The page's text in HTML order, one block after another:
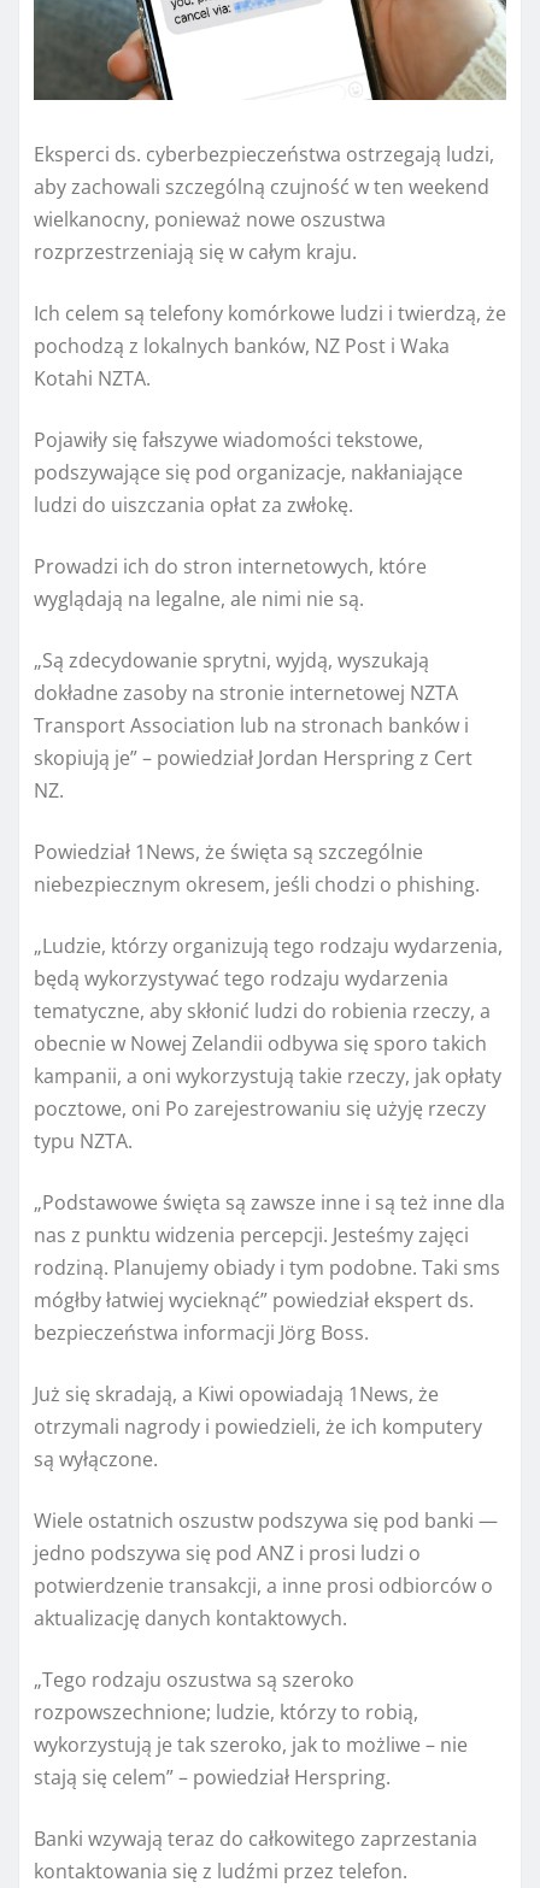
Eksperci ds. cyberbezpieczeństwa ostrzegają ludzi,
aby zachowali szczególną czujność w ten weekend
wielkanocny, ponieważ nowe oszustwa
rozprzestrzeniają się w całym kraju.
Ich celem są telefony komórkowe ludzi i twierdzą, że
pochodzą z lokalnych banków, NZ Post i Waka
Kotahi NZTA.
Pojawiły się fałszywe wiadomości tekstowe,
podszywające się pod organizacje, nakłaniające
ludzi do uiszczania opłat za zwłokę.
Prowadzi ich do stron internetowych, które
wyglądają na legalne, ale nimi nie są.
„Są zdecydowanie sprytni, wyjdą, wyszukają
dokładne zasoby na stronie internetowej NZTA
Transport Association lub na stronach banków i
skopiują je” – powiedział Jordan Herspring z Cert
NZ.
Powiedział 1News, że święta są szczególnie
niebezpiecznym okresem, jeśli chodzi o phishing.
„Ludzie, którzy organizują tego rodzaju wydarzenia,
będą wykorzystywać tego rodzaju wydarzenia
tematyczne, aby skłonić ludzi do robienia rzeczy, a
obecnie w Nowej Zelandii odbywa się sporo takich
kampanii, a oni wykorzystują takie rzeczy, jak opłaty
pocztowe, oni Po zarejestrowaniu się użyję rzeczy
typu NZTA.
„Podstawowe święta są zawsze inne i są też inne dla
nas z punktu widzenia percepcji. Jesteśmy zajęci
rodziną. Planujemy obiady i tym podobne. Taki sms
mógłby łatwiej wycieknąć” powiedział ekspert ds.
bezpieczeństwa informacji Jörg Boss.
Już się skradają, a Kiwi opowiadają 1News, że
otrzymali nagrody i powiedzieli, że ich komputery
są wyłączone.
Wiele ostatnich oszustw podszywa się pod banki —
jedno podszywa się pod ANZ i prosi ludzi o
potwierdzenie transakcji, a inne prosi odbiorców o
aktualizację danych kontaktowych.
„Tego rodzaju oszustwa są szeroko
rozpowszechnione; ludzie, którzy to robią,
wykorzystują je tak szeroko, jak to możliwe – nie
stają się celem” – powiedział Herspring.
Banki wzywają teraz do całkowitego zaprzestania
kontaktowania się z ludźmi przez telefon.